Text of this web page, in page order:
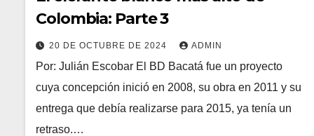
Colombia: Parte 3
20 DE OCTUBRE DE 2024 ADMIN
Por: Julián Escobar El BD Bacatá fue un proyecto
cuya concepción inició en 2008, su obra en 2011 y su
entrega que debía realizarse para 2015, ya tenía un
retraso.…